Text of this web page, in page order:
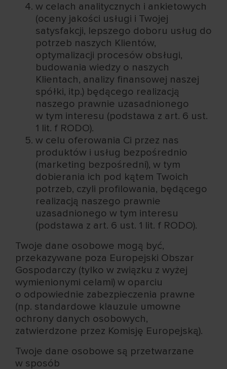
w celach analitycznych i ankietowych
(oceny jakości usługi i Twojej
satysfakcji, lepszego doboru usług do
potrzeb naszych Klientów,
optymalizacji procesów obsługi,
budowania wiedzy o naszych
Klientach, analizy finansowej naszej
spółki, itp.) będącego realizacją
naszego prawnie uzasadnionego
w tym interesu (podstawa z art. 6 ust.
1 lit. f RODO).
w celu oferowania Ci przez nas
produktów i usług bezpośrednio
(marketing bezpośredni), w tym
dobierania ich pod kątem Twoich
potrzeb, czyli profilowania, będącego
realizacją naszego prawnie
uzasadnionego w tym interesu
(podstawa z art. 6 ust. 1 lit. f RODO).
Twoje dane osobowe mogą być,
przekazywane poza Europejski Obszar
Gospodarczy (tylko w związku z wyżej
wymienionymi celami) w oparciu
o odpowiednie zabezpieczenia prawne
(np. standardowe klauzule umowne
ochrony danych osobowych,
zatwierdzone przez Komisję Europejską).
Twoje dane osobowe są przetwarzane
w sposób